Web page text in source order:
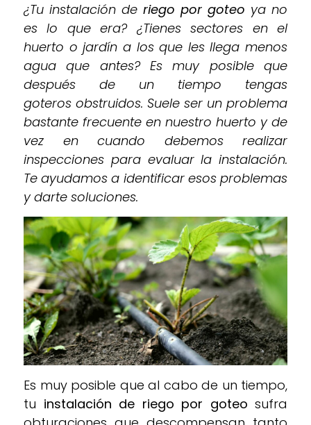
¿Tu instalación de riego por goteo ya no
es lo que era? ¿Tienes sectores en el
huerto o jardín a los que les llega menos
agua que antes? Es muy posible que
después de un tiempo tengas
goteros obstruidos. Suele ser un problema
bastante frecuente en nuestro huerto y de
vez en cuando debemos realizar
inspecciones para evaluar la instalación.
Te ayudamos a identificar esos problemas
y darte soluciones.
Es muy posible que al cabo de un tiempo,
tu instalación de riego por goteo sufra